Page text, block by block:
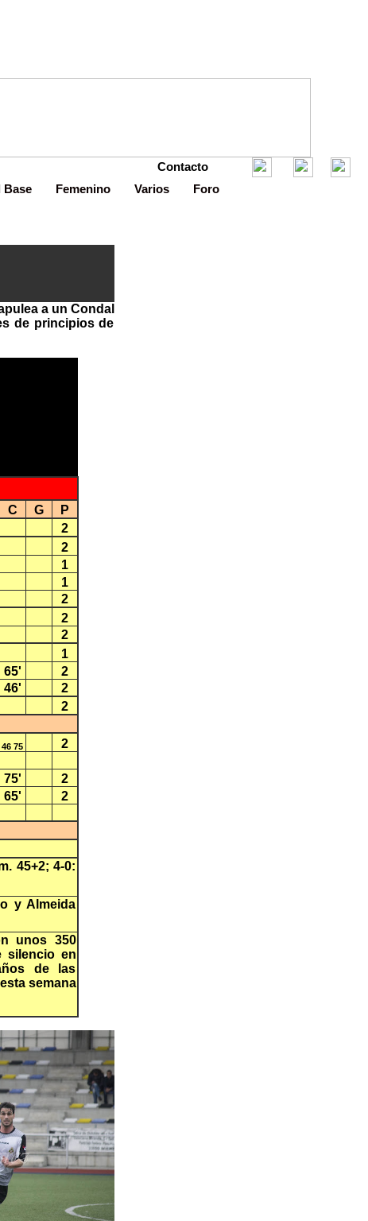
Contacto
Base Femenino Varios Foro
a un Condal
de principios de
C G
P
2
2
1
1
2
2
2
1
65'
2
46'
2
2
46 75
2
75'
2
65'
2
45+2; 4-0:
y Almeida
unos 350
silencio en
de las
semana